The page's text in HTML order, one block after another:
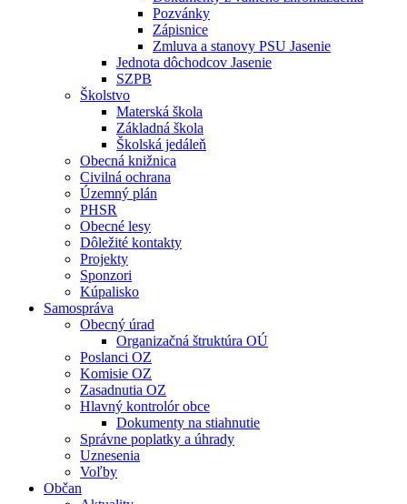
Pozvánky
Zápisnice
Zmluva a stanovy PSU Jasenie
Jednota dôchodcov Jasenie
SZPB
Školstvo
Materská škola
Základná škola
Školská jedáleň
Obecná knižnica
Civilná ochrana
Územný plán
PHSR
Obecné lesy
Dôležité kontakty
Projekty
Sponzori
Kúpalisko
Samospráva
Obecný úrad
Organizačná štruktúra OÚ
Poslanci OZ
Komisie OZ
Zasadnutia OZ
Hlavný kontrolór obce
Dokumenty na stiahnutie
Správne poplatky a úhrady
Uznesenia
Voľby
Občan